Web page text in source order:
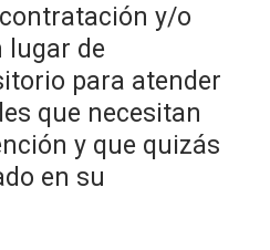
y/o
lugar de
para atender
que necesitan
y que quizás
en su